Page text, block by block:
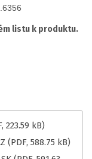
listu k produktu.
223.59 kB)
(PDF, 588.75 kB)